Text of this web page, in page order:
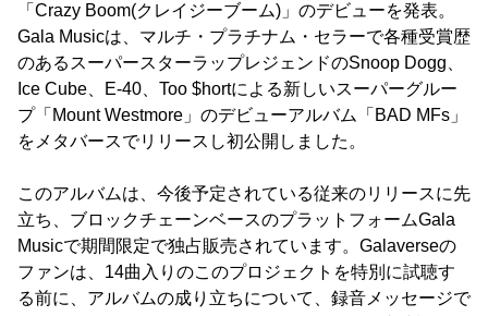
「Crazy Boom(クレイジーブーム)」のデビューを発表。
Gala Musicは、マルチ・プラチナム・セラーで各種受賞歴
のあるスーパースターラップレジェンドのSnoop Dogg、
Ice Cube、E-40、Too $hortによる新しいスーパーグルー
プ「Mount Westmore」のデビューアルバム「BAD MFs」
をメタバースでリリースし初公開しました。
このアルバムは、今後予定されている従来のリリースに先
立ち、ブロックチェーンベースのプラットフォームGala
Musicで期間限定で独占販売されています。Galaverseの
ファンは、14曲入りのこのプロジェクトを特別に試聴す
る前に、アルバムの成り立ちについて、録音メッセージで